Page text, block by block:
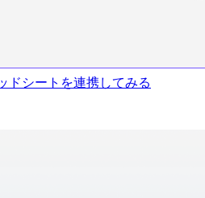
ドシートを連携してみる